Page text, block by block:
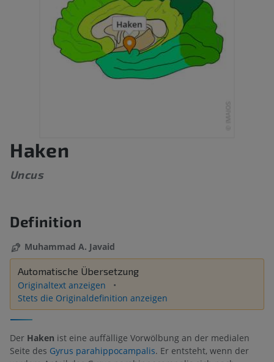
Haken
Uncus
Definition
Muhammad A. Javaid
Automatische Übersetzung
Originaltext anzeigen
Stets die Originaldefinition anzeigen
Der Haken ist eine auffällige Vorwölbung an der medialen
Seite des Gyrus parahippocampalis. Er entsteht, wenn der